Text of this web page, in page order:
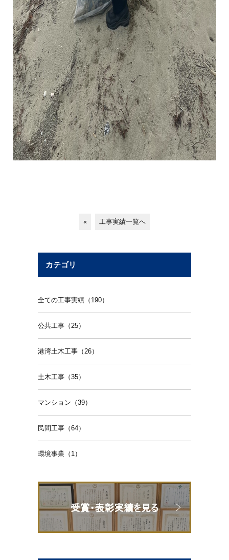
« 工事実績一覧へ
カテゴリ
全ての工事実績（190）
公共工事（25）
港湾土木工事（26）
土木工事（35）
マンション（39）
民間工事（64）
環境事業（1）